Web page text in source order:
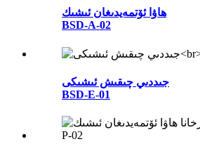
ھاۋا ئۆتمەيدىغان ئىشىك
BSD-A-02
جىددىي چىقىش ئىشىكى
BSD-E-01